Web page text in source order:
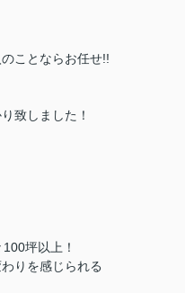
ことならお任せ!!
致しました！
坪以上！
りを感じられる